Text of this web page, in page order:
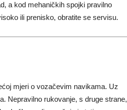
a kod mehaničkih spojki pravilno
ili prenisko, obratite se servisu.
mjeri o vozačevim navikama. Uz
Nepravilno rukovanje, s druge strane,